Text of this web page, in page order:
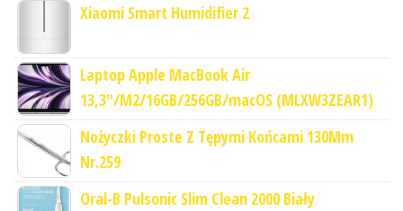
Xiaomi Smart Humidifier 2
Laptop Apple MacBook Air
13,3"/M2/16GB/256GB/macOS (MLXW3ZEAR1)
Nożyczki Proste Z Tępymi Końcami 130Mm
Nr.259
Oral-B Pulsonic Slim Clean 2000 Biały